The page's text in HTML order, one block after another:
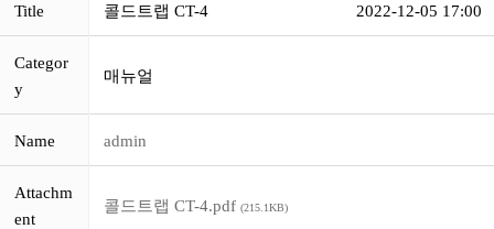
Title 콜드트랩 CT-4 2022-12-05 17:00
Categor
y
매뉴얼
Name admin
Attachm
ent
콜드트랩 CT-4.pdf (215.1KB)